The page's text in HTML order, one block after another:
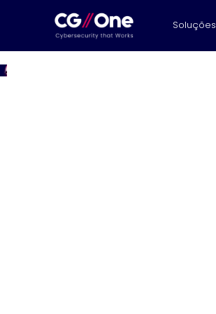
Soluções